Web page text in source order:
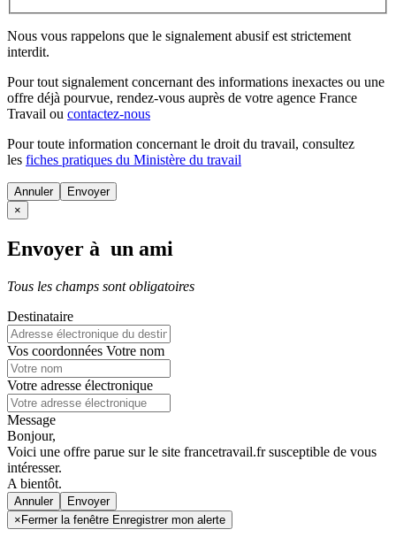
Nous vous rappelons que le signalement abusif est strictement
interdit.
Pour tout signalement concernant des informations inexactes ou une
offre déjà pourvue, rendez-vous auprès de votre agence France
Travail ou contactez-nous
Pour toute information concernant le droit du travail, consultez
les fiches pratiques du Ministère du travail
Annuler
×
Envoyer à un ami
Tous les champs sont obligatoires
Destinataire
Vos coordonnées Votre nom
Votre adresse électronique
Message
Bonjour,
Voici une offre parue sur le site francetravail.fr susceptible de vous
intéresser.
A bientôt.
Annuler
× Fermer la fenêtre Enregistrer mon alerte